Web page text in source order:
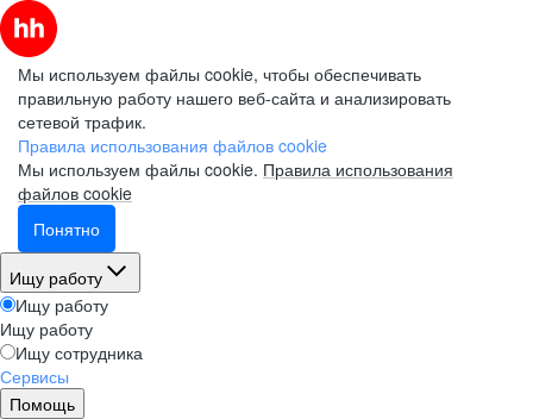
Мы используем файлы cookie, чтобы обеспечивать
правильную работу нашего веб-сайта и анализировать
сетевой трафик.
Правила использования файлов cookie
Мы используем файлы cookie. Правила использования
файлов cookie
Понятно
Ищу работу
Ищу работу
Ищу работу
Ищу сотрудника
Сервисы
Помощь